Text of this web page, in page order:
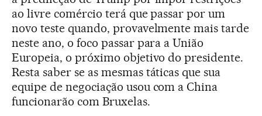
ao livre comércio terá que passar por um
novo teste quando, provavelmente mais tarde
neste ano, o foco passar para a União
Europeia, o próximo objetivo do presidente.
Resta saber se as mesmas táticas que sua
equipe de negociação usou com a China
funcionarão com Bruxelas.